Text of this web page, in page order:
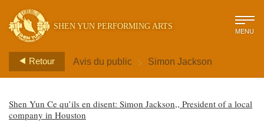
SHEN YUN PERFORMING ARTS MENU
Retour Avis du public > Simon Jackson
Shen Yun Ce qu’ils en disent: Simon Jackson,, President of a local
company in Houston